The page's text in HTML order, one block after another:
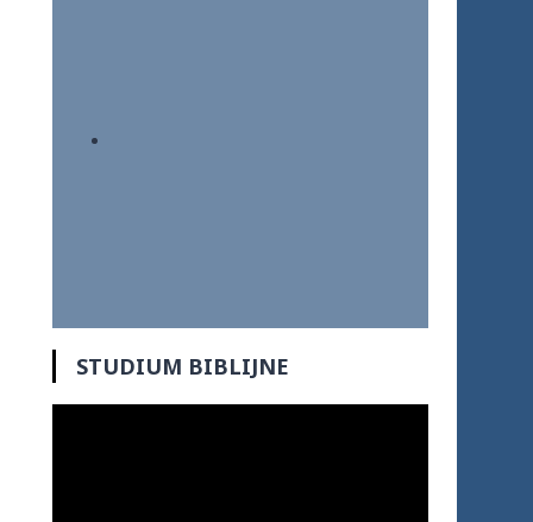
STUDIUM BIBLIJNE